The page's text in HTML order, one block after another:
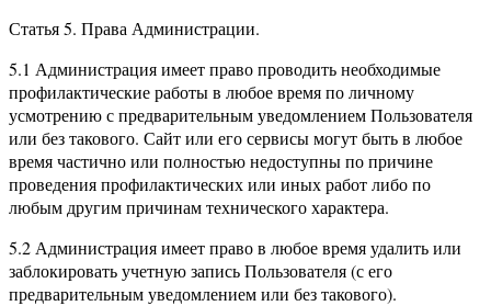
Статья 5. Права Администрации.
5.1 Администрация имеет право проводить необходимые
профилактические работы в любое время по личному
усмотрению с предварительным уведомлением Пользователя
или без такового. Сайт или его сервисы могут быть в любое
время частично или полностью недоступны по причине
проведения профилактических или иных работ либо по
любым другим причинам технического характера.
5.2 Администрация имеет право в любое время удалить или
заблокировать учетную запись Пользователя (с его
предварительным уведомлением или без такового).